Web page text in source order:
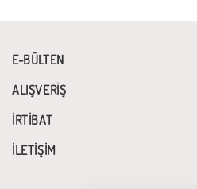
E-BÜLTEN
ALIŞVERİŞ
İRTİBAT
İLETİŞİM